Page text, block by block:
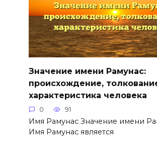
Значение имени Рамунас:
происхождение,
характеристика человека
0 91
Имя Рамунас Значение имени
Имя Рамунас является